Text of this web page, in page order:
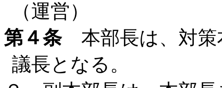
（運営）
第４条本部長は、対策
議長となる。